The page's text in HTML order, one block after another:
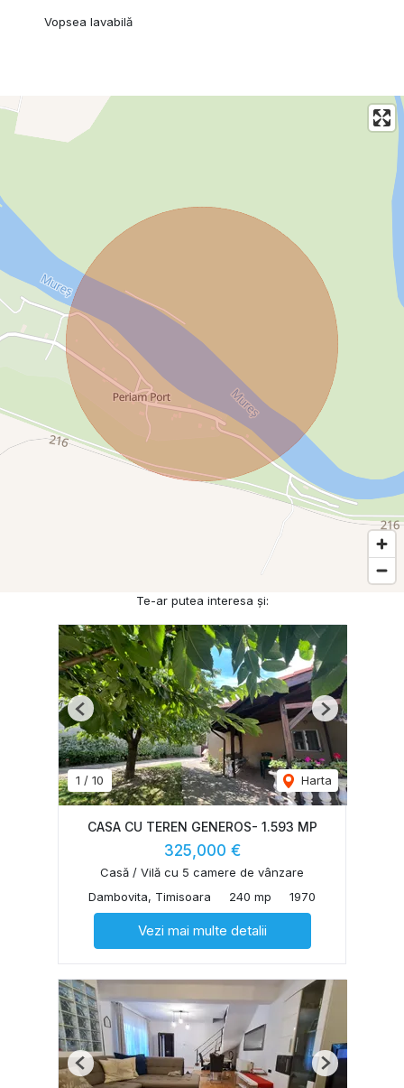
Vopsea lavabilă
Te-ar putea interesa și:
1 / 10 Harta
Previous Next
CASA CU TEREN GENEROS- 1.593 MP
325,000 €
Casă / Vilă cu 5 camere de vânzare
Dambovita, Timisoara
240 mp 1970
Vezi mai multe detalii
Previous Next